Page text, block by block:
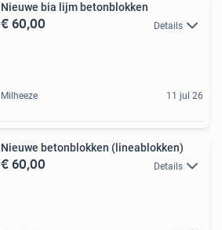
Nieuwe bia lijm betonblokken
€ 60,00 Details
Milheeze 11 jul 26
Nieuwe betonblokken (lineablokken)
€ 60,00 Details